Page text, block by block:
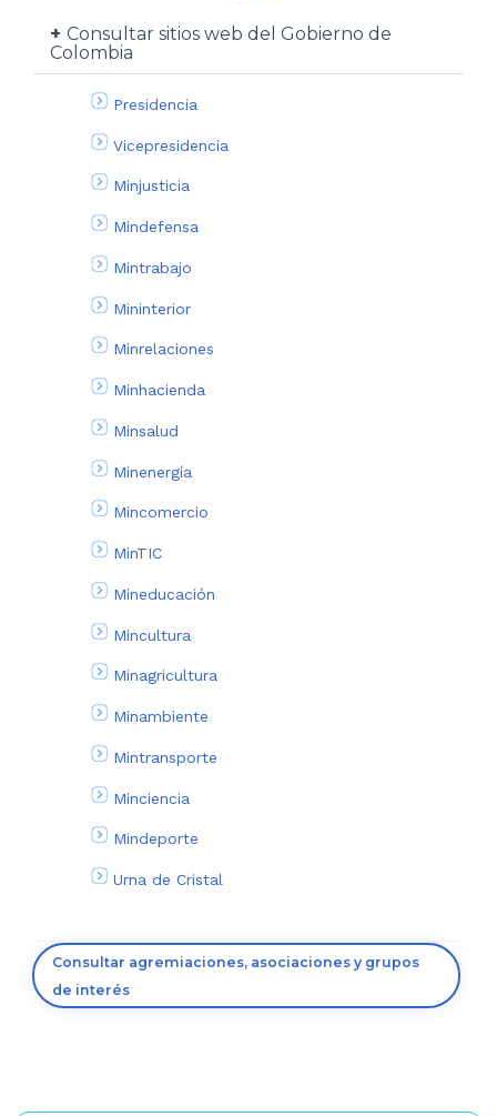
Consultar sitios web del Gobierno de
Colombia
Presidencia
Vicepresidencia
Minjusticia
Mindefensa
Mintrabajo
Mininterior
Minrelaciones
Minhacienda
Minsalud
Minenergía
Mincomercio
MinTIC
Mineducación
Mincultura
Minagricultura
Minambiente
Mintransporte
Minciencia
Mindeporte
Urna de Cristal
Consultar agremiaciones, asociaciones y grupos
de interés